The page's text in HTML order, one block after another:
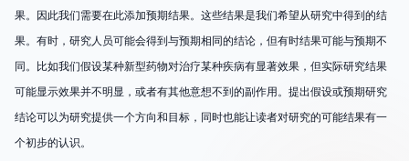
果。因此我们需要在此添加预期结果。这些结果是我们希望从研究中得到的结
果。有时，研究人员可能会得到与预期相同的结论，但有时结果可能与预期不
同。比如我们假设某种新型药物对治疗某种疾病有显著效果，但实际研究结果
可能显示效果并不明显，或者有其他意想不到的副作用。提出假设或预期研究
结论可以为研究提供一个方向和目标，同时也能让读者对研究的可能结果有一
个初步的认识。